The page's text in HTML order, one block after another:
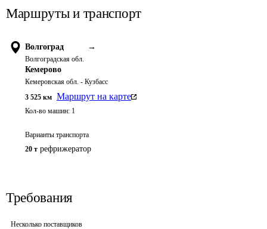
Маршруты и транспорт
Волгоград →
Волгоградская обл.
Кемерово
Кемеровская обл. - Кузбасс
3 525 км Маршрут на карте
Кол-во машин: 1
Варианты транспорта
20 т рефрижератор
Требования
Несколько поставщиков